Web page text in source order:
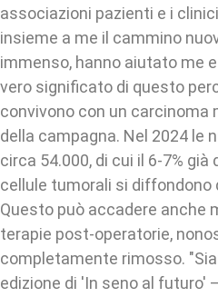
associazioni pazienti e i
insieme a me il cammino
immenso, hanno aiutato me
vero significato di questo
convivono con un
della campagna. Nel 2024 le
circa 54.000, di cui il 6-7%
cellule tumorali si diffondono
Questo può accadere anche
terapie post-operatorie,
completamente rimosso.
edizione di 'In seno al futuro'